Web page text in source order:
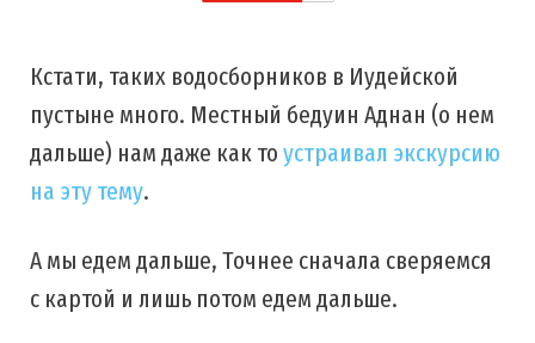
Кстати, таких водосборников в Иудейской
пустыне много. Местный бедуин Аднан (о нем
дальше) нам даже как тоустраивал экскурсию
на эту тему.
А мы едем дальше, Точнее сначала сверяемся
с картой и лишь потом едем дальше.